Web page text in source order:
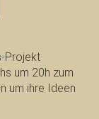
Projekt
um 20h zum
um ihre Ideen